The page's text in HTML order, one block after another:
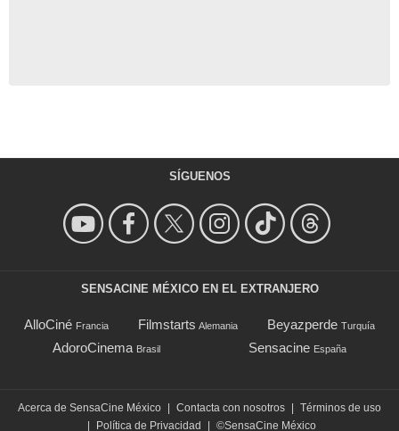
SÍGUENOS
SENSACINE MÉXICO EN EL EXTRANJERO
AlloCiné Francia Filmstarts Alemania Beyazperde Turquía
AdoroCinema Brasil Sensacine España
Acerca de SensaCine México Contacta con nosotros
Términos de uso
Política de Privacidad ©SensaCine México